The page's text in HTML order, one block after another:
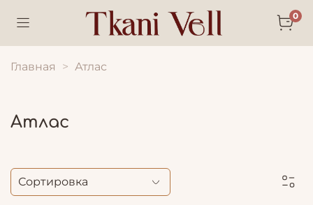
0
Главная Атлас
Атлас